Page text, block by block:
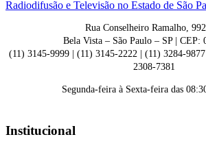
Rua Conselheiro Ramalho,
Bela Vista – São Paulo – SP | CEP:
(11) 3145-9999 | (11) 3145-2222 | (11) 3284-
2308-7381
Segunda-feira à Sexta-feira das
Institucional